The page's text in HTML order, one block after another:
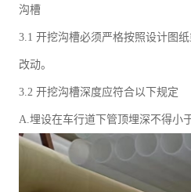
沟槽
3.1 开挖沟槽必须严格按照设计图
改动。
3.2 开挖沟槽深度应符合以下规定
A.埋设在车行道下管顶埋深不得小于